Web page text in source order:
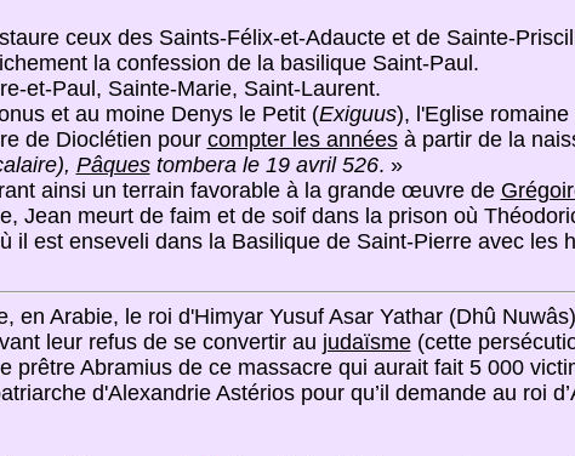
ceux des Saints-Félix-et-Adaucte et de Sainte-
la confession de la basilique Saint-Paul.
et-Paul, Sainte-Marie, Saint-Laurent.
et au moine Denys le Petit (Exiguus), l'Eglise
de Dioclétien pour compter les annéesà partir de la
Pâquestombera le 19 avril 526. »
ainsi un terrain favorable à la grande œuvre de
Jean meurt de faim et de soif dans la prison où
il est enseveli dans la Basilique de Saint-Pierre avec les
en Arabie, le roi d'Himyar Yusuf Asar Yathar (Dhû
leur refus de se convertir au judaïsme(cette
prêtre Abramius de ce massacre qui aurait fait 5 000
d'Alexandrie Astérios pour qu’il demande au roi